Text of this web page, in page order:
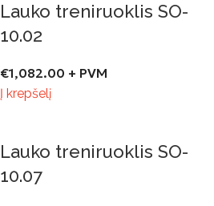
Lauko treniruoklis SO-
10.02
€1,082.00 + PVM
Į krepšelį
Lauko treniruoklis SO-
10.07